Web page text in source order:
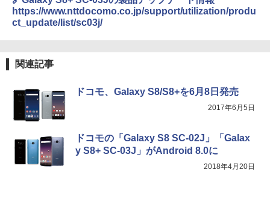
https://www.nttdocomo.co.jp/support/utilization/produ
ct_update/list/sc03j/
関連記事
ドコモ、Galaxy S8/S8+を6月8日発売
2017年6月5日
ドコモの「Galaxy S8 SC-02J」「Galax
y S8+ SC-03J」がAndroid 8.0に
2018年4月20日